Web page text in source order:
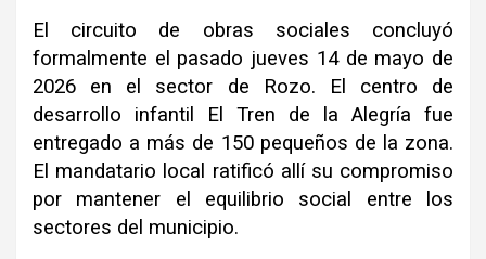
El circuito de obras sociales concluyó
formalmente el pasado jueves 14 de mayo de
2026 en el sector de Rozo. El centro de
desarrollo infantil El Tren de la Alegría fue
entregado a más de 150 pequeños de la zona.
El mandatario local ratificó allí su compromiso
por mantener el equilibrio social entre los
sectores del municipio.